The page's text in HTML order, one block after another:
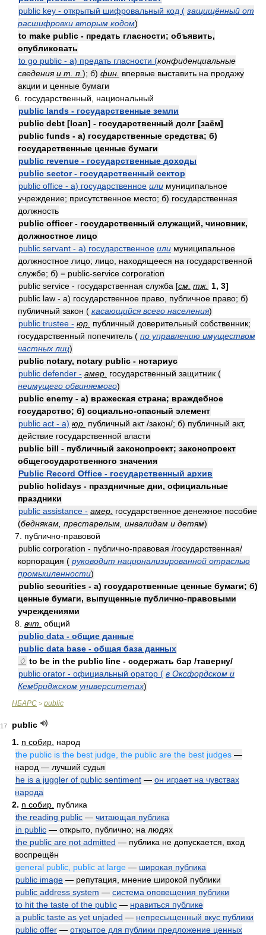
public key - открытый шифровальный код ( защищённый от
расшифровки вторым кодом)
to make public - предать гласности; объявить,
опубликовать
to go public - а) предать гласности (конфиденциальные
сведенияи т. п. ); б) фин. впервые выставить на продажу
акции и ценные бумаги
6. государственный, национальный
public lands - государственные земли
public debt [loan] - государственный долг [заём]
public funds - а) государственные средства; б)
государственные ценные бумаги
public revenue - государственные доходы
public sector - государственный сектор
public office - а) государственное или муниципальное
учреждение; присутственное место; б) государственная
должность
public officer - государственный служащий, чиновник,
должностное лицо
public servant - а) государственное или муниципальное
должностное лицо; лицо, находящееся на государственной
службе; б) = public-service corporation
public service - государственная служба [см. тж.
1, 3]
public law - а) государственное право, публичное право; б)
публичный закон ( касающийся всего населения)
public trustee - юр. публичный доверительный собственник;
государственный попечитель ( по управлению имуществом
частных лиц)
public notary, notary public - нотариус
public defender - амер. государственный защитник (
неимущего обвиняемого)
public enemy - а) вражеская страна; враждебное
государство; б) социально-опасный элемент
public act - а) юр. публичный акт /закон/; б) публичный акт,
действие государственной власти
public bill - публичный законопроект; законопроект
общегосударственного значения
Public Record Office - государственный архив
public holidays - праздничные дни, официальные
праздники
public assistance - амер. государственное денежное пособие
(беднякам, престарелым, инвалидам и детям)
7. публично-правовой
public corporation - публично-правовая /государственная/
корпорация ( руководит национализированной отраслью
промышленности)
public securities - а) государственные ценные бумаги; б)
ценные бумаги, выпущенные публично-правовыми
учреждениями
8. вчт. общий
public data - общие данные
public data base - общая база данных
♢ to be in the public line - содержать бар /таверну/
public orator - официальный оратор ( в Оксфордском и
Кембриджском университетах)
НБАРС > public
17
public
1. n собир. народ
the public is the best judge, the public are the best judges —
народ — лучший судья
he is a juggler of public sentiment — он играет на чувствах
народа
2. n собир. публика
the reading public — читающая публика
in public — открыто, публично; на людях
the public are not admitted — публика не допускается, вход
воспрещён
general public, public at large — широкая публика
public image — репутация, мнение широкой публики
public address system — система оповещения публики
to hit the taste of the public — нравиться публике
a public taste as yet unjaded — непресыщенный вкус публики
public offer — открытое для публики предложение ценных